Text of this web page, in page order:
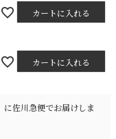
カートに入れる
カートに入れる
に佐川急便でお届けしま